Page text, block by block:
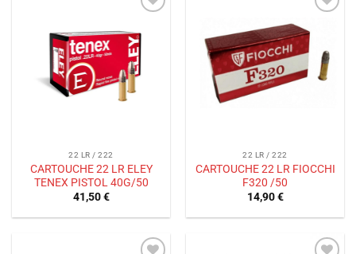
à la liste
de
souhaits
22 LR / 222
CARTOUCHE 22 LR ELEY
TENEX PISTOL 40G/50
41,50€
à la liste
souhaits
22 LR / 222
CARTOUCHE 22 LR FIOCCHI
F320 /50
14,90€